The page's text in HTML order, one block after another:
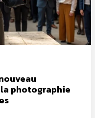
la photographie